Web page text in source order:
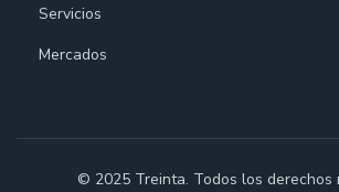
Servicios
Mercados
© 2025 Treinta. Todos los derechos